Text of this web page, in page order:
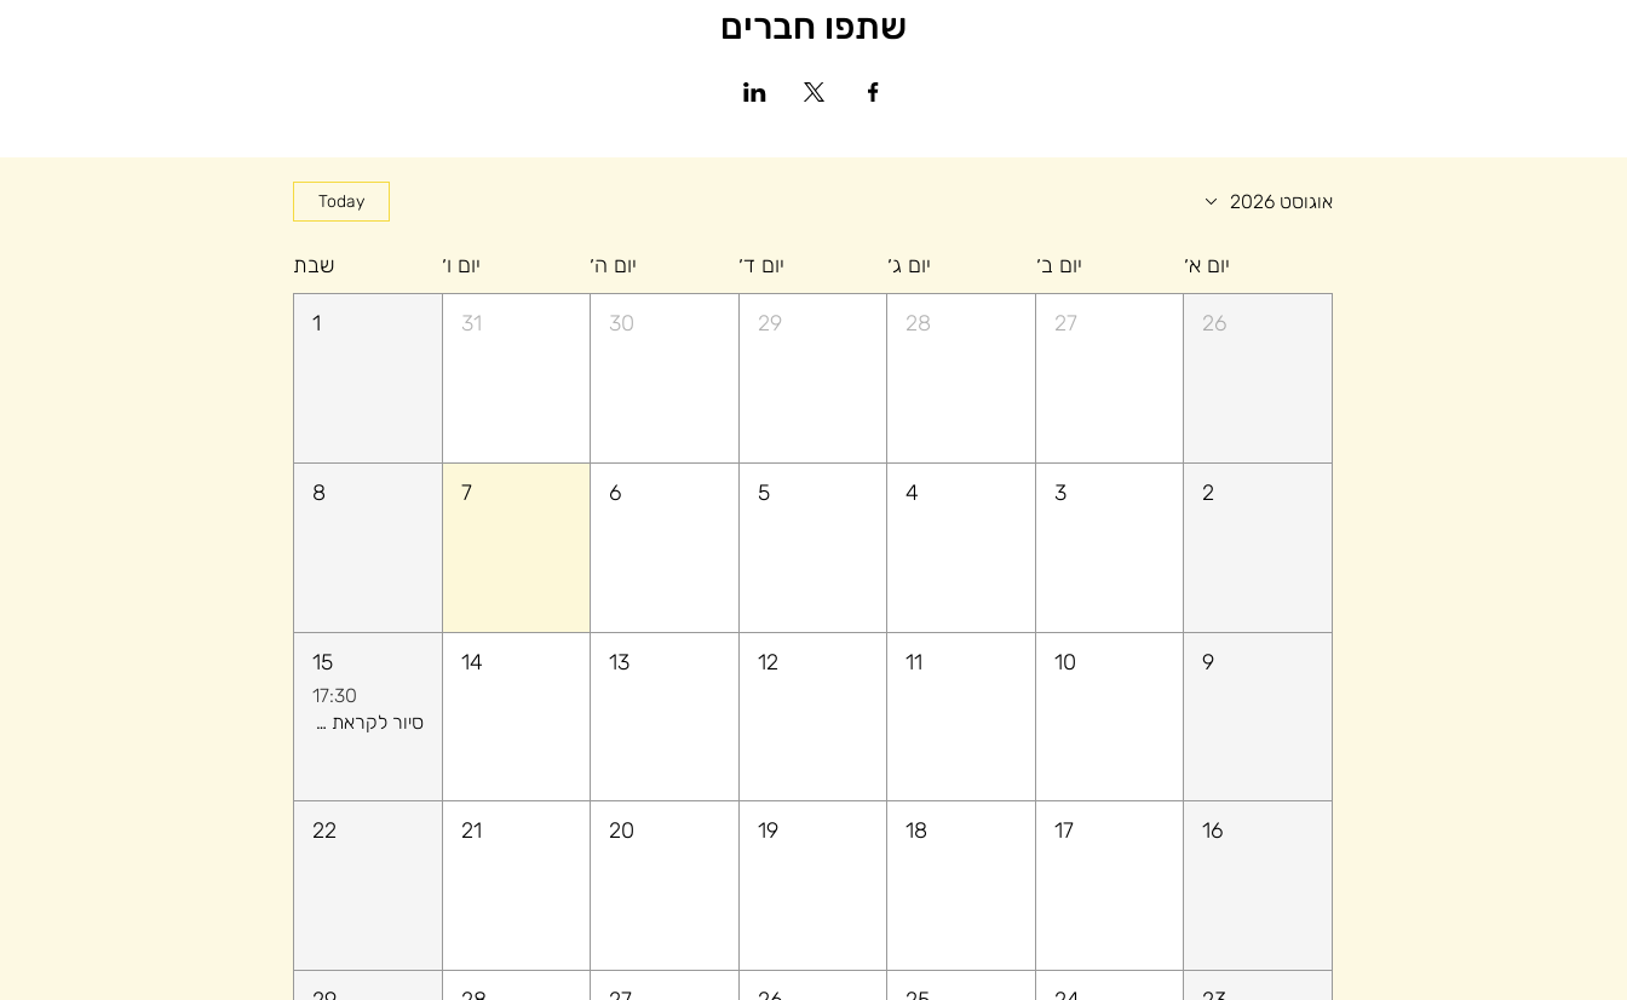
שתפו חברים
אוגוסט 2026 Today
יום א׳ יום ב׳ יום ג׳ יום ד׳ יום ה׳ יום ו׳ שבת
26
27
28
29
30
31
1
2
3
4
5
6
7
8
9
10
11
12
13
14
15
17:30
סיור לקראת שקיעה ​- לגלות יחד את הקסם של יפו העתיקה
16
17
18
19
20
21
22